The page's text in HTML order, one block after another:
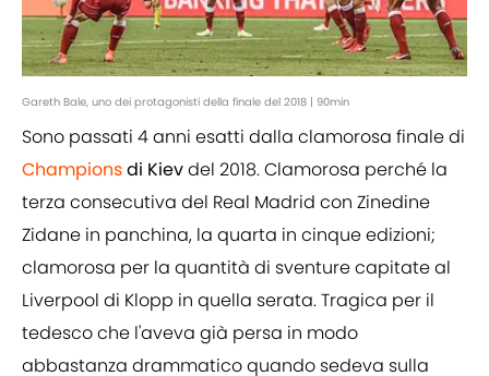
Gareth Bale, uno dei protagonisti della finale del 2018 | 90min
Sono passati 4 anni esatti dalla clamorosa finale di
Championsdi Kievdel 2018. Clamorosa perché la
terza consecutiva del Real Madrid con Zinedine
Zidane in panchina, la quarta in cinque edizioni;
clamorosa per la quantità di sventure capitate al
Liverpool di Klopp in quella serata. Tragica per il
tedesco che l'aveva già persa in modo
abbastanza drammatico quando sedeva sulla